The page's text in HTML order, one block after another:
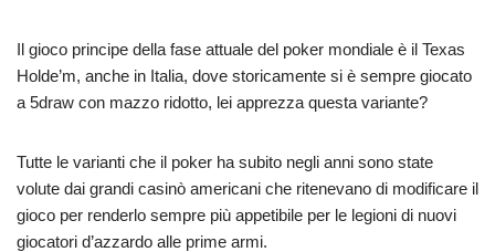
Il gioco principe della fase attuale del poker mondiale è il Texas
Holde’m, anche in Italia, dove storicamente si è sempre giocato
a 5draw con mazzo ridotto, lei apprezza questa variante?
Tutte le varianti che il poker ha subito negli anni sono state
volute dai grandi casinò americani che ritenevano di modificare il
gioco per renderlo sempre più appetibile per le legioni di nuovi
giocatori d’azzardo alle prime armi.